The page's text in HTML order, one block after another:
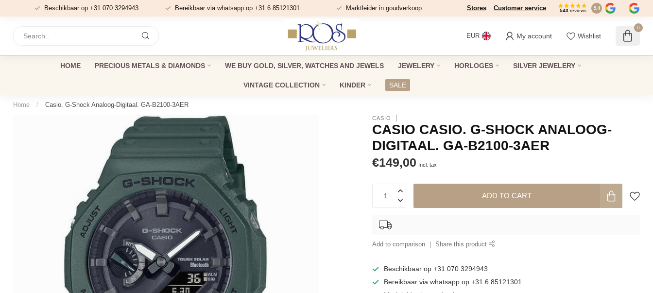
Beschikbaar op +31 070 3294943 Bereikbaar via whatsapp op +31 6 85121301 Marktleider in goudverkoop Dé winkel in Den Haag sinds 1946
Stores Customer service 543 reviews 9.4
EUR My account Wishlist
0
HOME PRECIOUS METALS & DIAMONDS WE BUY GOLD, SILVER, WATCHES AND JEWELS JEWELERY HORLOGES SILVER JEWELERY
VINTAGE COLLECTION KINDER SALE
Home / Casio. G-Shock Analoog-Digitaal. GA-B2100-3AER
CASIO
CASIO CASIO. G-SHOCK ANALOOG-
DIGITAAL. GA-B2100-3AER
€149,00 Incl. tax
ADD TO CART
Add to comparison Share this product
Beschikbaar op +31 070 3294943
Bereikbaar via whatsapp op +31 6 85121301